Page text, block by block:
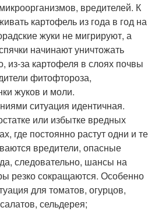
вредителей. К
картофель из года в год на
жуки не мигрируют, а
начинают уничтожать
из-за картофеля в слоях почвы
фитофтороза,
жуков и моли.
ситуация идентичная.
или избытке вредных
где постоянно растут одни и те
вредители, опасные
следовательно, шансы на
резко сокращаются. Особенно
для томатов, огурцов,
сельдерея;